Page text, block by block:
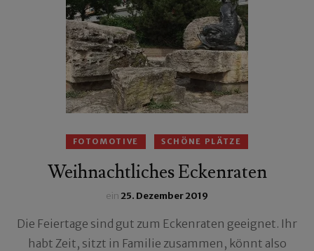
FOTOMOTIVE SCHÖNE PLÄTZE
Weihnachtliches Eckenraten
ein25. Dezember 2019
Die Feiertage sind gut zum Eckenraten geeignet. Ihr
habt Zeit, sitzt in Familie zusammen, könnt also